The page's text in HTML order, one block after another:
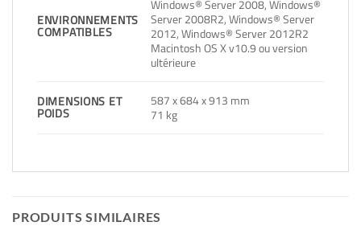
ENVIRONNEMENTS
COMPATIBLES
Windows® Server 2008, Windows®
Server 2008R2, Windows® Server
2012, Windows® Server 2012R2
Macintosh OS X v10.9 ou version
ultérieure
DIMENSIONS ET
POIDS
587 x 684 x 913 mm
71 kg
PRODUITS SIMILAIRES